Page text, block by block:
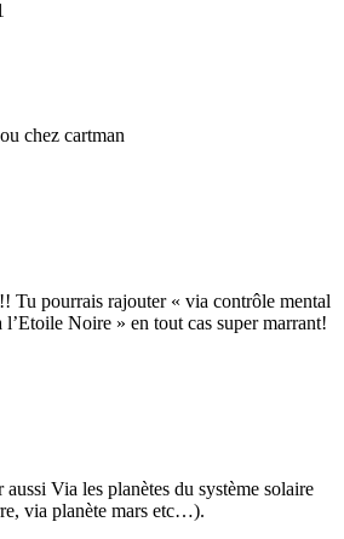
chez cartman
Tu pourrais rajouter « via contrôle mental
l’Etoile Noire » en tout cas super marrant!
Via les planètes du système solaire
via planète mars etc…).